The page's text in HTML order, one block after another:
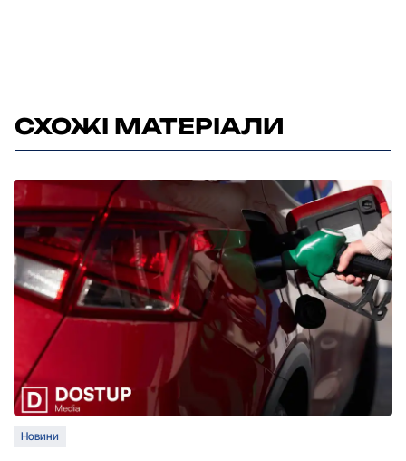
СХОЖІ МАТЕРІАЛИ
Новини